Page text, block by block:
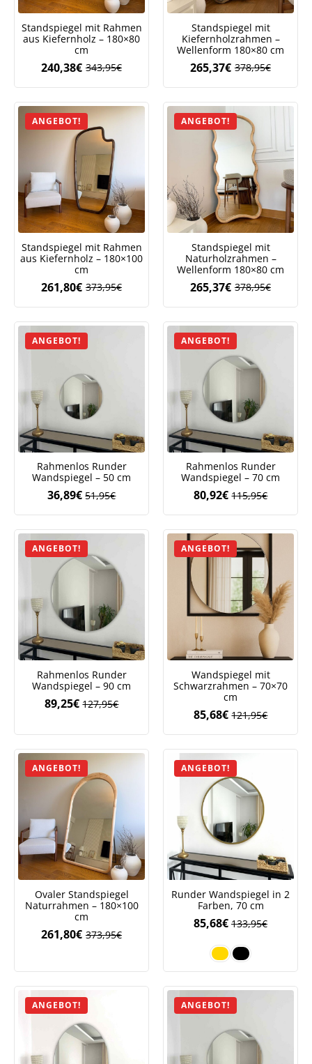
Standspiegel mit Rahmen
aus Kiefernholz – 180×80
cm
343,95€
Ursprünglicher
Preis
war:
343,95€
240,38€Aktueller
Preis
ist:
240,38€.
Standspiegel mit
Kiefernholzrahmen –
Wellenform 180×80 cm
378,95€
Preis
war:
378,95€
265,37€Aktueller
Preis
ist:
265,37€.
ANGEBOT!
Standspiegel mit Rahmen
aus Kiefernholz – 180×100
cm
373,95€
Ursprünglicher
Preis
war:
373,95€
261,80€Aktueller
Preis
ist:
261,80€.
ANGEBOT!
Standspiegel mit
Naturholzrahmen –
Wellenform 180×80 cm
378,95€
Preis
war:
378,95€
265,37€Aktueller
Preis
ist:
265,37€.
ANGEBOT!
Rahmenlos Runder
Wandspiegel – 50 cm
51,95€
Ursprünglicher
Preis
war:
51,95€
36,89€Aktueller
Preis
ist:
36,89€.
ANGEBOT!
Rahmenlos Runder
Wandspiegel – 70 cm
115,95€
Preis
war:
115,95€
80,92€ Aktueller
Preis
ist:
80,92€.
ANGEBOT!
Rahmenlos Runder
Wandspiegel – 90 cm
127,95€
Ursprünglicher
war:
127,95€
89,25€ Aktueller
ist:
89,25€.
ANGEBOT!
Wandspiegel mit
Schwarzrahmen – 70×70
cm
121,95€
Preis
war:
121,95€
85,68€ Aktueller
Preis
ist:
85,68€.
ANGEBOT!
Ovaler Standspiegel
Naturrahmen – 180×100
cm
373,95€
Ursprünglicher
261,80€Aktueller
ANGEBOT!
Runder Wandspiegel in 2
Farben, 70 cm
133,95€
85,68€
ANGEBOT! ANGEBOT!
Jetzt 5% Rabatt
auf Ihre erste Bestellung sichern!